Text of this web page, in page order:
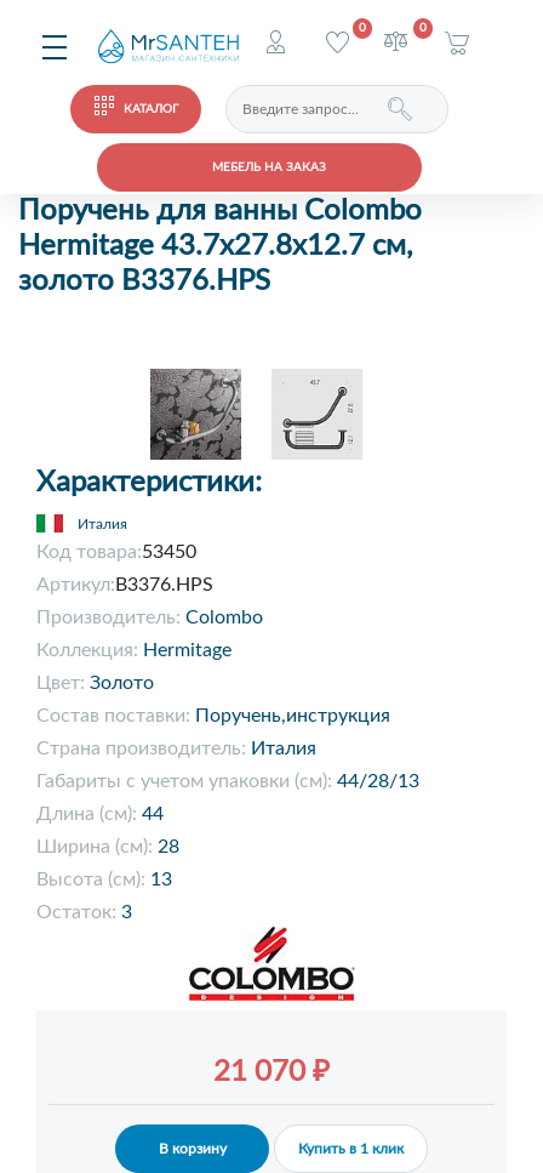
КАТАЛОГ
МЕБЕЛЬ НА ЗАКАЗ
0 0
Поручень для ванны Colombo
Hermitage 43.7х27.8х12.7 см,
золото В3376.HPS
Характеристики:
Италия
Код товара:53450
Артикул: B3376.HPS
Производитель: Colombo
Коллекция: Hermitage
Цвет: Золото
Состав поставки: Поручень,инструкция
Страна производитель: Италия
Габариты с учетом упаковки (см): 44/28/13
Длина (см): 44
Ширина (см): 28
Высота (см): 13
Остаток: 3
21 070 ₽
В корзину Купить в 1 клик